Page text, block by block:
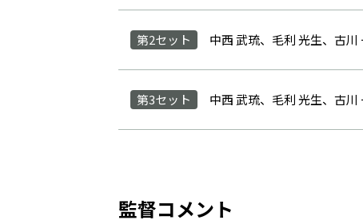
第2セット 中西 武琉、毛利 光生、古
第3セット 中西 武琉、毛利 光生、古
監督コメント